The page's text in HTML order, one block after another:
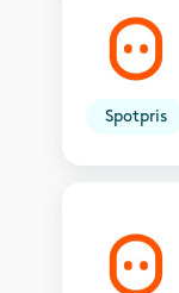
Spotpris